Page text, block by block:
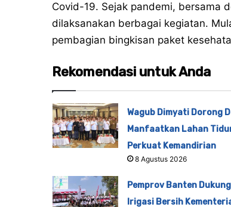
Covid-19. Sejak pandemi, bersama
dilaksanakan berbagai kegiatan.
pembagian bingkisan paket
Rekomendasi untuk Anda
Wagub Dimyati Dorong
Manfaatkan Lahan
Perkuat Kemandirian
8 Agustus 2026
Pemprov Banten
Irigasi Bersih